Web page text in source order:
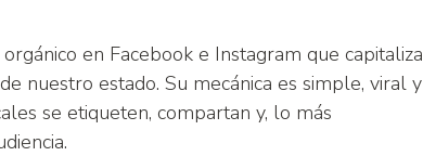
en Facebook e Instagram que capitaliza
nuestro estado. Su mecánica es simple, viral y
se etiqueten, compartan y, lo más